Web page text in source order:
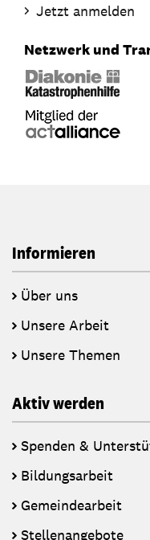
Jetzt anmelden
Netzwerk und
Informieren
Über uns
Unsere Arbeit
Unsere Themen
Aktiv werden
Spenden &
Bildungsarbeit
Gemeindearbeit
Stellenangebote